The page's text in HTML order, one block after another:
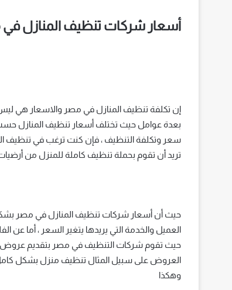
أسعار شركات تنظيف المنازل
إن تكلفة تنظيف المنازل في مصر والاسعار هي
بعدة عوامل حيث تختلف أسعار تنظيف المنازل
سعر وتكلفة التنظيف ، فإن كنت ترغب في تنظيف
تريد أن تقوم بحملة تنظيف كاملة للمنزل من
حيث تقوم شركات التنظيف في مصر بتقديم عروض
وهكذا